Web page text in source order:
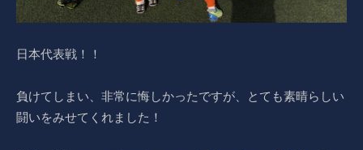
日本代表戦！！
負けてしまい、非常に悔しかったですが、とても素晴らしい
闘いをみせてくれました！